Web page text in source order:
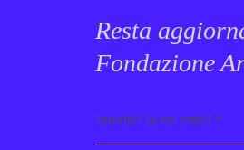
Resta
Fondazione